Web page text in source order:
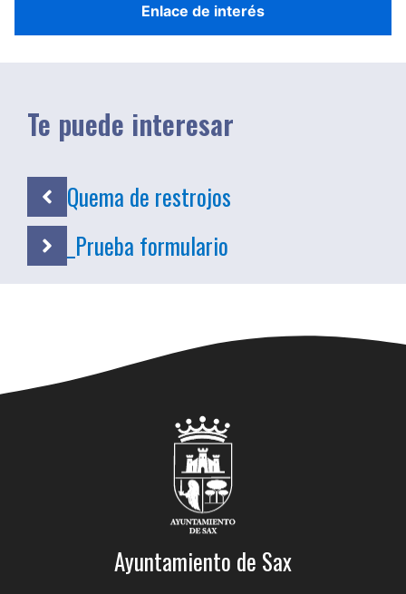
Enlace de interés
Te puede interesar
Quema de restrojos
_Prueba formulario
Ayuntamiento de Sax